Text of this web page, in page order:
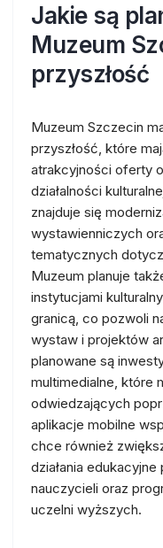
Jakie są
Muzeum
przyszłość
Muzeum Szczecin
przyszłość, które
atrakcyjności oferty
działalności
znajduje się
wystawienniczych
tematycznych
Muzeum planuje
instytucjami
granicą, co pozwoli
wystaw i projektów
planowane są
multimedialne, które
odwiedzających
aplikacje mobilne
chce również
działania
nauczycieli oraz
uczelni wyższych.